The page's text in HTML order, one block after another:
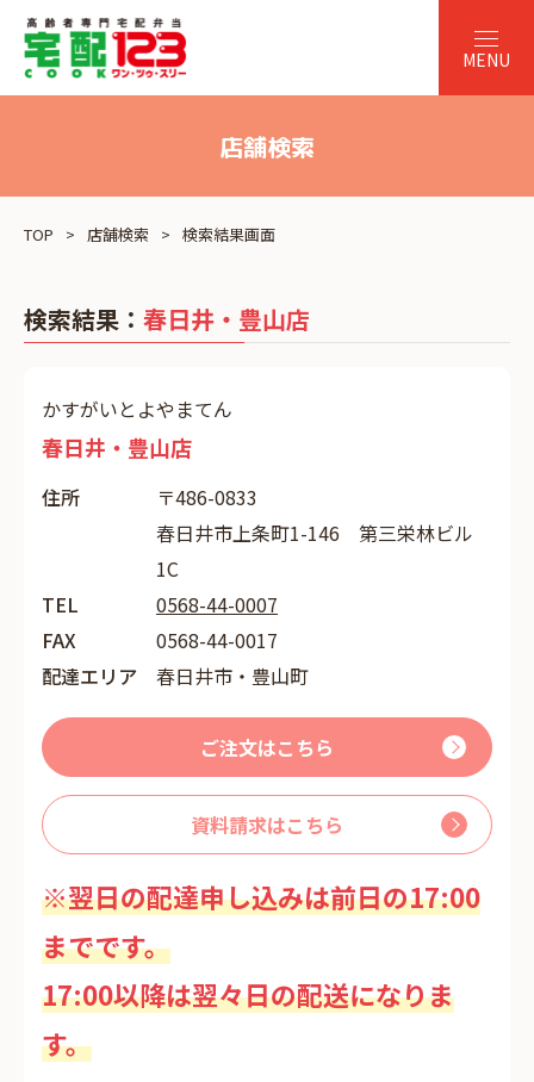
店舗検索
TOP 店舗検索 検索結果画面
検索結果： 春日井・豊山店
かすがいとよやまてん
春日井・豊山店
住所
〒486-0833
春日井市上条町1-146 第三栄林ビル
1C
TEL
0568-44-0007
FAX
0568-44-0017
配達エリア
春日井市・豊山町
ご注文はこちら
資料請求はこちら
※翌日の配達申し込みは前日の17:00
までです。
17:00以降は翌々日の配送になりま
す。